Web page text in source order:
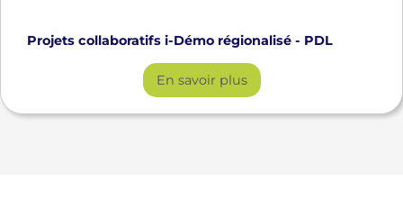
Projets collaboratifs i-Démo régionalisé - PDL
En savoir plus